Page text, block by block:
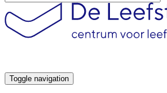
Toggle navigation